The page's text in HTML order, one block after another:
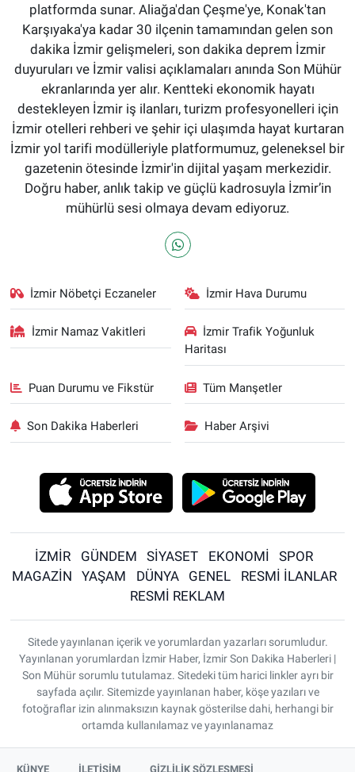
platformda sunar. Aliağa'dan Çeşme'ye, Konak'tan
Karşıyaka'ya kadar 30 ilçenin tamamından gelen son
dakika İzmir gelişmeleri, son dakika deprem İzmir
duyuruları ve İzmir valisi açıklamaları anında Son Mühür
ekranlarında yer alır. Kentteki ekonomik hayatı
destekleyen İzmir iş ilanları, turizm profesyonelleri için
İzmir otelleri rehberi ve şehir içi ulaşımda hayat kurtaran
İzmir yol tarifi modülleriyle platformumuz, geleneksel bir
gazetenin ötesinde İzmir'in dijital yaşam merkezidir.
Doğru haber, anlık takip ve güçlü kadrosuyla İzmir’in
mühürlü sesi olmaya devam ediyoruz.
İzmir Nöbetçi Eczaneler İzmir Hava Durumu
İzmir Namaz Vakitleri
İzmir Trafik Yoğunluk
Haritası
Puan Durumu ve Fikstür Tüm Manşetler
Son Dakika Haberleri Haber Arşivi
İZMİR GÜNDEM SİYASET EKONOMİ
SPOR
MAGAZİN
YAŞAM DÜNYA GENEL
RESMİ İLANLAR
RESMİ REKLAM
Sitede yayınlanan içerik ve yorumlardan yazarları sorumludur.
Yayınlanan yorumlardan İzmir Haber, İzmir Son Dakika Haberleri |
Son Mühür sorumlu tutulamaz. Sitedeki tüm harici linkler ayrı bir
sayfada açılır. Sitemizde yayınlanan haber, köşe yazıları ve
fotoğraflar izin alınmaksızın kaynak gösterilse dahi, herhangi bir
ortamda kullanılamaz ve yayınlanamaz
KÜNYE İLETİŞİM GİZLİLİK SÖZLEŞMESİ